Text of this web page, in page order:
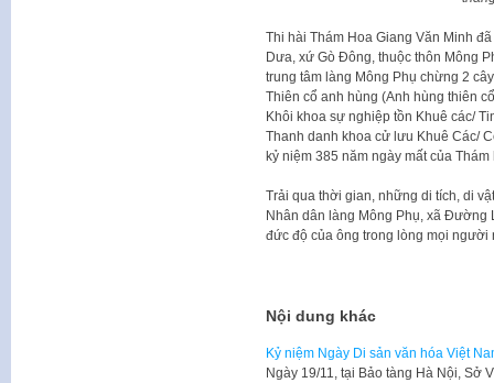
Thi hài Thám Hoa Giang Văn Minh
Dưa, xứ Gò Đông, thuộc thôn Mông
trung tâm làng Mông Phụ chừng 2
Thiên cổ anh hùng (Anh hùng thiên
Khôi khoa sự nghiệp tồn Khuê các/
Thanh danh khoa cử lưu Khuê Các/
kỷ niệm 385 năm ngày mất của
Trải qua thời gian, những di tích, di
Nhân dân làng Mông Phụ, xã Đường
đức độ của ông trong lòng mọi người
Nội dung khác
Kỷ niệm Ngày Di sản văn hóa Việt
​Ngày 19/11, tại Bảo tàng Hà Nội, Sở